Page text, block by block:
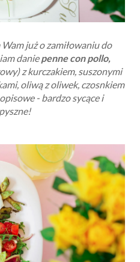
już o zamiłowaniu do
daniepenne con pollo,
z kurczakiem, suszonymi
oliwą z oliwek, czosnkiem
- bardzo sycące i